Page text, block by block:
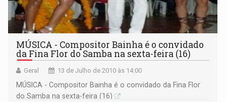
MÚSICA - Compositor Bainha é o convidado
da Fina Flor do Samba na sexta-feira (16)
Geral 13 de Julho de 2010 às 14:00
MÚSICA - Compositor Bainha é o convidado da Fina Flor
do Samba na sexta-feira (16)